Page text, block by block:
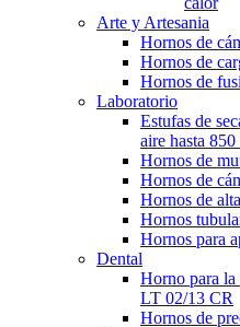
Arte y Artesania
Hornos de
Hornos de
Hornos de
Laboratorio
Estufas de
aire hasta 850
Hornos de
Hornos de
Hornos de
Hornos
Hornos para
Dental
Horno para
LT 02/13 CR
Hornos de